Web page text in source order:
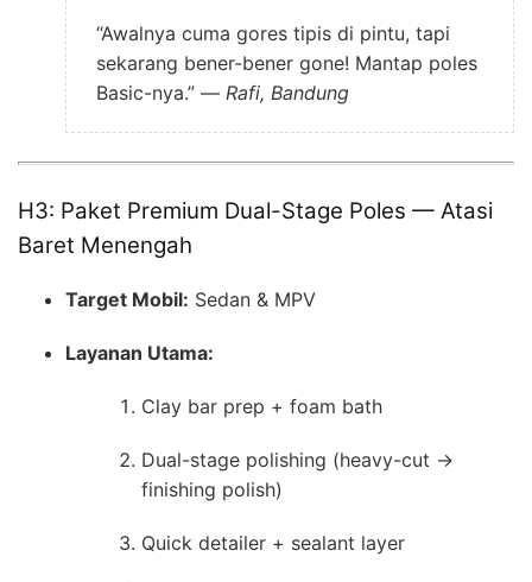
“Awalnya cuma gores tipis di pintu, tapi
sekarang bener-bener gone! Mantap poles
Basic-nya.” — Rafi, Bandung
H3: Paket Premium Dual-Stage Poles — Atasi
Baret Menengah
Target Mobil: Sedan & MPV
Layanan Utama:
Clay bar prep + foam bath
Dual-stage polishing (heavy-cut →
finishing polish)
Quick detailer + sealant layer